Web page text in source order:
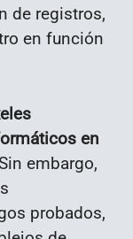
de registros,
en función
en
embargo,
probados,